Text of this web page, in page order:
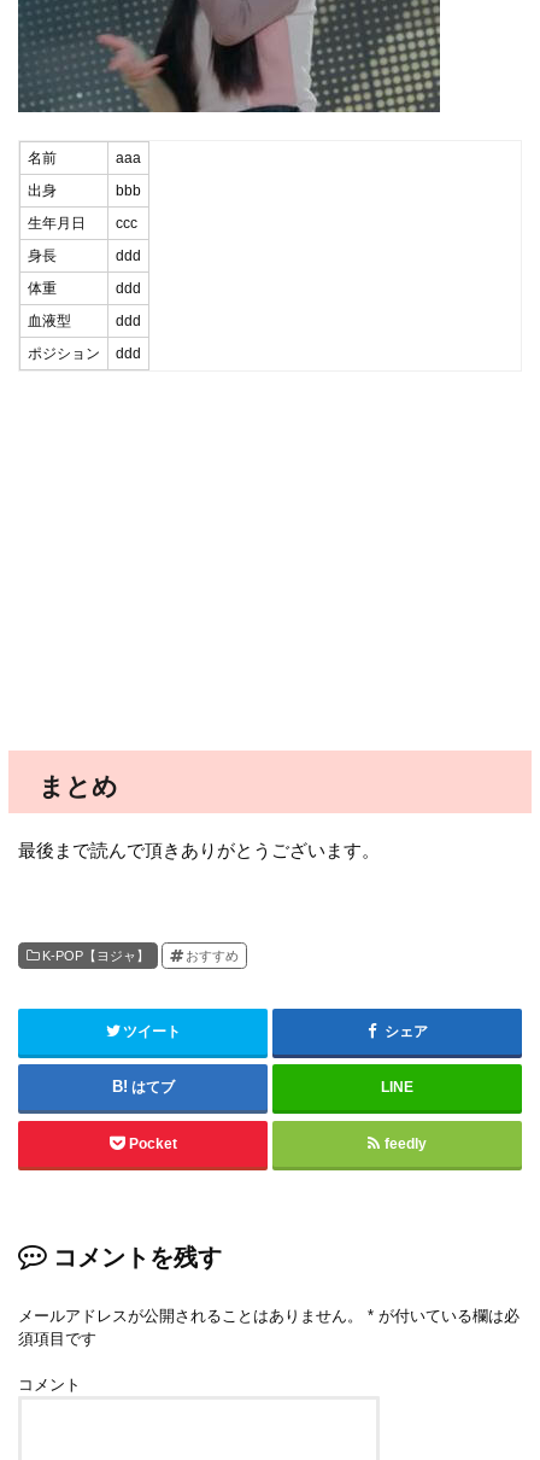
名前
aaa
出身
bbb
生年月日
ccc
身長
ddd
体重
ddd
血液型
ddd
ポジション
ddd
まとめ
最後まで読んで頂きありがとうございます。
K-POP【ヨジャ】 おすすめ
ツイート シェア
はてブ LINE
Pocket feedly
コメントを残す
メールアドレスが公開されることはありません。 * が付いている欄は必
須項目です
コメント